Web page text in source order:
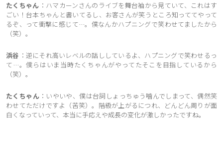
たくちゃん ：ハマカーンさんのライブを舞台袖から見ていて、これはす
ごい！台本ちゃんと書いてるし、お客さんが笑うところ知っててやって
るぞ、って衝撃に感じて…。僕なんかハプニングで笑わせてましたから
（笑）。
浜谷 ：逆にそれ高いレベルの話ししているよ、ハプニングで笑わせるっ
て…。僕らはいま当時たくちゃんがやってたそこを目指しているから
（笑）。
たくちゃん：いやいや、僕は台詞しょっちゅう噛んでしまって、偶然笑
わせてただけですよ（苦笑）。階級が上がるにつれ、どんどん周りが面
白くなっていって、本当に手応えや成長の変化が激しかったですね。